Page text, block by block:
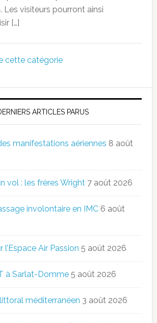
Les visiteurs pourront ainsi
[…]
cette catégorie
ARTICLES PARUS
manifestations aériennes 8 août
vol : les frères Wright 7 août 2026
involontaire en IMC 6 août
l’Espace Air Passion 5 août 2026
à Sarlat-Domme 5 août 2026
méditerranéen 3 août 2026